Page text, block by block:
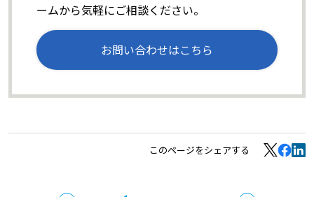
ームから気軽にご相談ください。
お問い合わせはこちら
このページをシェアする